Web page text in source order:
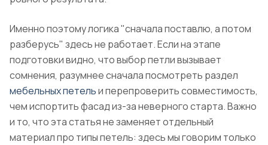
Именно поэтому логика "сначала поставлю, а потом
разберусь" здесь не работает. Если на этапе
подготовки видно, что выбор петли вызывает
сомнения, разумнее сначала посмотреть раздел
мебельных петельи перепроверить совместимость,
чем испортить фасад из-за неверного старта. Важно
и то, что эта статья не заменяет отдельный
материал про типы петель: здесь мы говорим только